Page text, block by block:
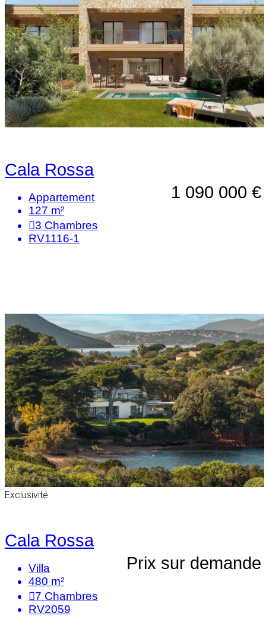
Cala Rossa
1 090 000 €
Appartement
127 m²
3 Chambres
RV1116-1
Exclusivité
Cala Rossa
Prix sur demande
Villa
480 m²
7 Chambres
RV2059